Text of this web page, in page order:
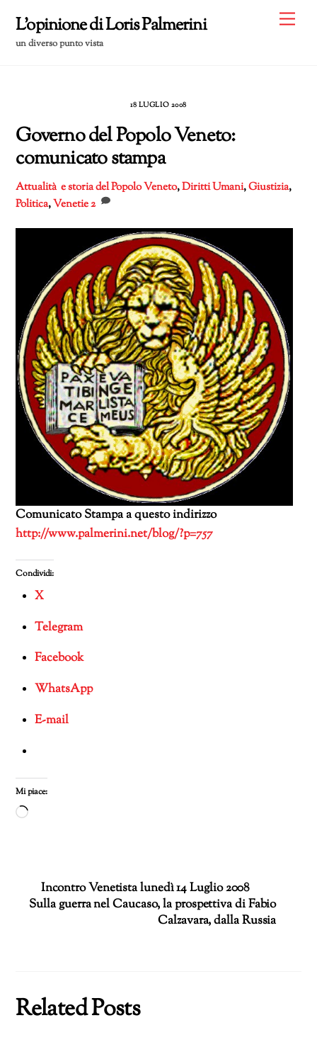
content
L'opinione di Loris Palmerini
un diverso punto vista
18 LUGLIO 2008
Governo del Popolo Veneto:
comunicato stampa
Attualità e storia del Popolo Veneto,Diritti Umani,Giustizia,
Politica,Venetie2
Comunicato Stampa a questo indirizzo
http://www.palmerini.net/blog/?p=757
Condividi:
X
Telegram
Facebook
WhatsApp
E-mail
Mi piace:
Caricamento
Incontro Venetista lunedì 14 Luglio 2008
Sulla guerra nel Caucaso, la prospettiva di Fabio
Calzavara, dalla Russia
Related Posts